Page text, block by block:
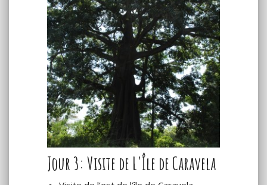
Jour 3: Visite de L'Île de Caravela